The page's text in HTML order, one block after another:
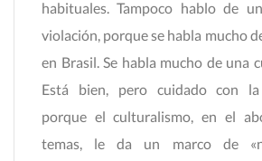
habituales. Tampoco hablo de
violación, porque se habla mucho
en Brasil. Se habla mucho de una
Está bien, pero cuidado con la
porque el culturalismo, en el
temas, le da un marco de